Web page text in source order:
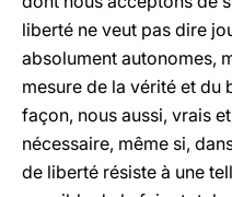
liberté ne veut pas dire
absolument autonomes,
mesure de la vérité et du
façon, nous aussi, vrais
nécessaire, même si,
de liberté résiste à une